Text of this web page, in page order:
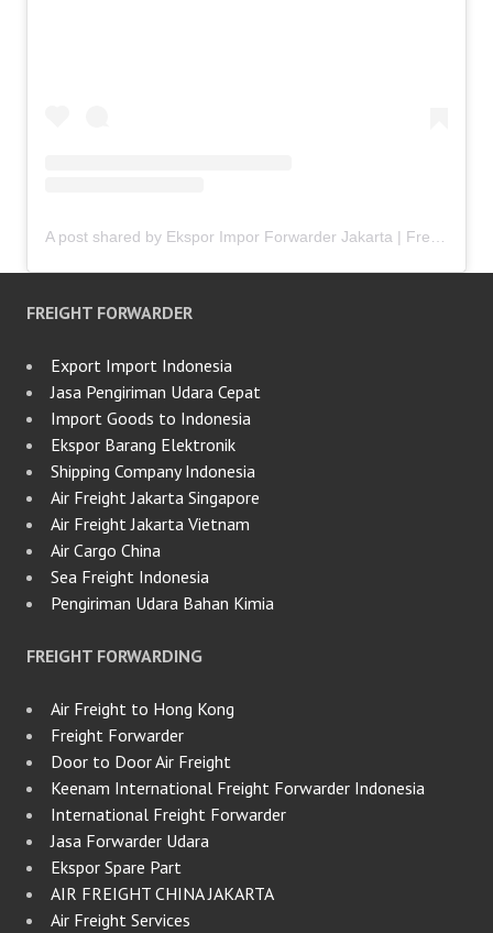
FREIGHT FORWARDER
Export Import Indonesia
Jasa Pengiriman Udara Cepat
Import Goods to Indonesia
Ekspor Barang Elektronik
Shipping Company Indonesia
Air Freight Jakarta Singapore
Air Freight Jakarta Vietnam
Air Cargo China
Sea Freight Indonesia
Pengiriman Udara Bahan Kimia
FREIGHT FORWARDING
Air Freight to Hong Kong
Freight Forwarder
Door to Door Air Freight
Keenam International Freight Forwarder Indonesia
International Freight Forwarder
Jasa Forwarder Udara
Ekspor Spare Part
AIR FREIGHT CHINA JAKARTA
Air Freight Services